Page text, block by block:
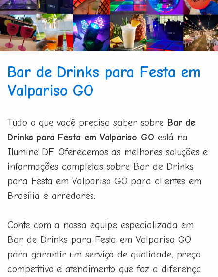
Bar de Drinks para Festa em
Valpariso GO
Tudo o que você precisa saber sobre Bar de
Drinks para Festa em Valpariso GO está na
Ilumine DF. Oferecemos as melhores soluções e
informações completas sobre Bar de Drinks
para Festa em Valpariso GO para clientes em
Brasília e arredores.
Conte com a nossa equipe especializada em
Bar de Drinks para Festa em Valpariso GO
para garantir um serviço de qualidade, preço
competitivo e atendimento que faz a diferença.